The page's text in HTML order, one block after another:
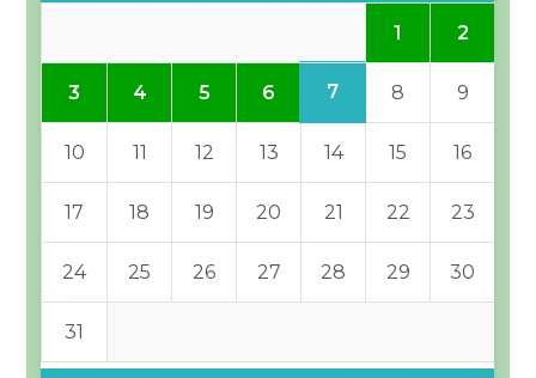
1 2
3 4 5 6 7 8 9
10 11 12 13 14 15 16
17 18 19 20 21 22 23
24 25 26 27 28 29 30
31